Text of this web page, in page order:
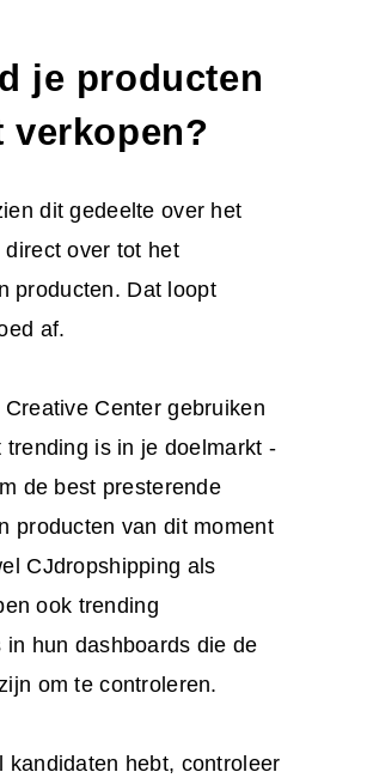
je producten
verkopen?
dit gedeelte over het
direct over tot het
producten. Dat loopt
af.
Creative Center gebruiken
trending is in je doelmarkt -
de best presterende
producten van dit moment
CJdropshipping als
ook trending
in hun dashboards die de
om te controleren.
kandidaten hebt, controleer